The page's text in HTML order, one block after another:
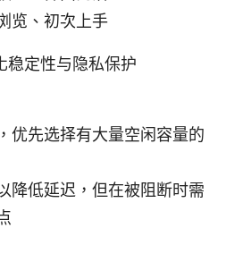
览、初次上手
稳定性与隐私保护
优先选择有大量空闲容量的
降低延迟，但在被阻断时需